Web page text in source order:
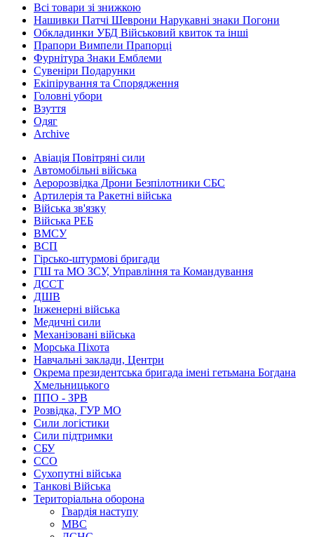
Всі товари зі знижкою
Нашивки Патчі Шеврони Нарукавні знаки Погони
Обкладинки УБД Військовий квиток та інші
Прапори Вимпели Прапорці
Фурнітура Знаки Емблеми
Сувеніри Подарунки
Екіпірування та Спорядження
Головні убори
Взуття
Одяг
Archive
Авіація Повітряні сили
Автомобільні війська
Аеророзвідка Дрони Безпілотники СБС
Артилерія та Ракетні війська
Війська зв'язку
Війська РЕБ
ВМСУ
ВСП
Гірсько-штурмові бригади
ГШ та МО ЗСУ, Управління та Командування
ДССТ
ДШВ
Інженерні війська
Медичні сили
Механізовані війська
Морська Піхота
Навчальні заклади, Центри
Окрема президентська бригада імені гетьмана Богдана
Хмельницького
ППО - ЗРВ
Розвідка, ГУР МО
Сили логістики
Сили підтримки
СБУ
ССО
Сухопутні війська
Танкові Війська
Територіальна оборона
Гвардія наступу
МВС